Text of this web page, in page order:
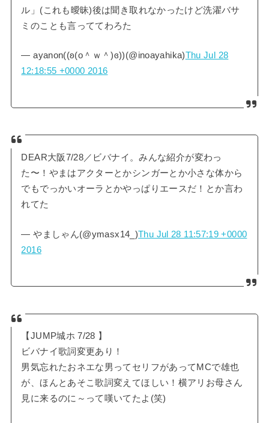
ル」(これも曖昧)後は聞き取れなかったけど洗濯バサ
ミのことも言っててわろた
— ayanon((ʚ(ο＾ｗ＾)ɞ))(@inoayahika)Thu Jul 28
12:18:55 +0000 2016
DEAR大阪7/28／ビバナイ。みんな紹介が変わっ
た〜！やまはアクターとかシンガーとか小さな体から
でもでっかいオーラとかやっぱりエースだ！とか言わ
れてた
— やましゃん(@ymasx14_)Thu Jul 28 11:57:19 +0000
2016
【JUMP城ホ 7/28 】
ビバナイ歌詞変更あり！
男気忘れたおネエな男ってセリフがあってMCで雄也
が、ほんとあそこ歌詞変えてほしい！横アリお母さん
見に来るのに～って嘆いてたよ(笑)